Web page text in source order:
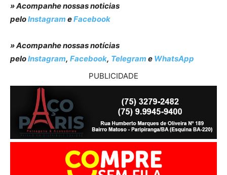
» Acompanhe nossas noticias
peloInstagram eFacebook
» Acompanhe nossas notícias
peloInstagram, Facebook, Telegram e WhatsApp
PUBLICIDADE